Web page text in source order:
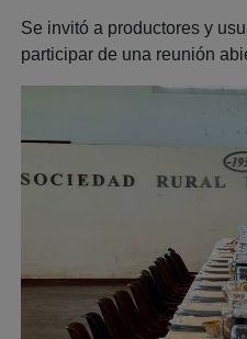
Se invitó a productores y
participar de una reunión